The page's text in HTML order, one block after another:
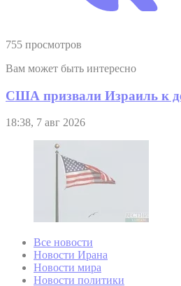
755 просмотров
Вам может быть интересно
США призвали Израиль к
18:38, 7 авг 2026
Все новости
Новости Ирана
Новости мира
Новости политики